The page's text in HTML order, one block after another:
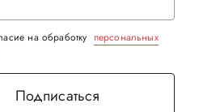
на обработку персональных
Подписаться